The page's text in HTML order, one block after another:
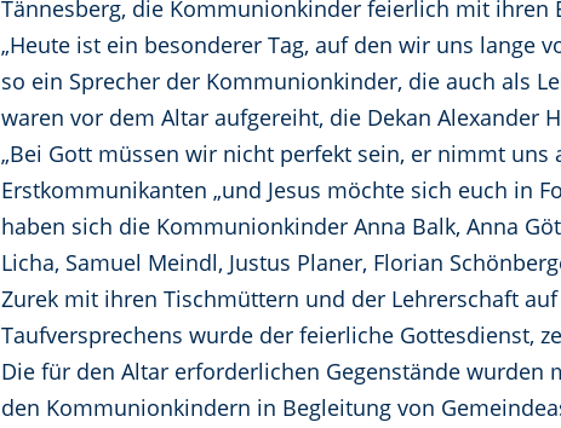
Tännesberg, die Kommunionkinder feierlich mit ihren
„Heute ist ein besonderer Tag, auf den wir uns lange
so ein Sprecher der Kommunionkinder, die auch als
waren vor dem Altar aufgereiht, die Dekan Alexander
„Bei Gott müssen wir nicht perfekt sein, er nimmt
Erstkommunikanten „und Jesus möchte sich euch in
haben sich die Kommunionkinder Anna Balk, Anna
Licha, Samuel Meindl, Justus Planer, Florian
Zurek mit ihren Tischmüttern und der Lehrerschaft
Taufversprechens wurde der feierliche Gottesdienst,
Die für den Altar erforderlichen Gegenstände
den Kommunionkindern in Begleitung von